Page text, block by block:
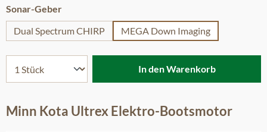
Sonar-Geberauswählen
Dual Spectrum CHIRP
MEGA Down Imaging
In den Warenkorb
Minn Kota Ultrex Elektro-Bootsmotor